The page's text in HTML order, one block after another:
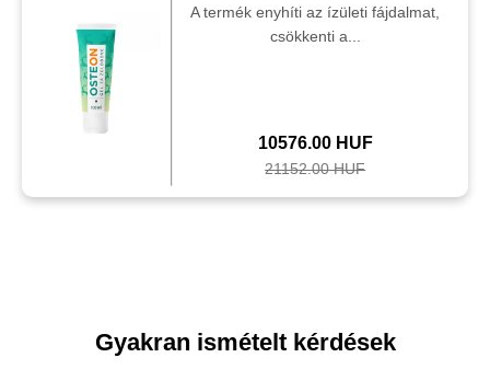
A termék enyhíti az ízületi fájdalmat,
csökkenti a...
10576.00 HUF
21152.00 HUF
Gyakran ismételt kérdések